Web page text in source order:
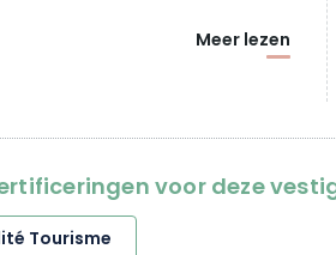
Meer lezen
voor deze
Tourisme